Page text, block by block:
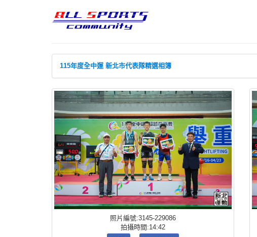
115年度全中運 新北市代表隊精選相簿
照片編號:3145-229086
拍攝時間:14:42